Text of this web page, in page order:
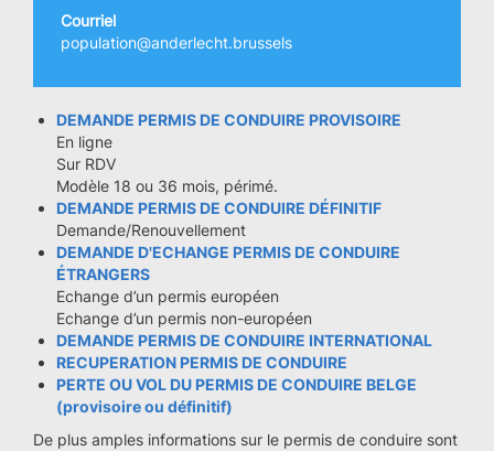
Courriel
population@anderlecht.brussels
DEMANDE PERMIS DE CONDUIRE PROVISOIRE
En ligne
Sur RDV
Modèle 18 ou 36 mois, périmé.
DEMANDE PERMIS DE CONDUIRE DÉFINITIF
Demande/Renouvellement
DEMANDE D'ECHANGE PERMIS DE CONDUIRE
ÉTRANGERS
Echange d’un permis européen
Echange d’un permis non-européen
DEMANDE PERMIS DE CONDUIRE INTERNATIONAL
RECUPERATION PERMIS DE CONDUIRE
PERTE OU VOL DU PERMIS DE CONDUIRE BELGE
(provisoire ou définitif)
De plus amples informations sur le permis de conduire sont